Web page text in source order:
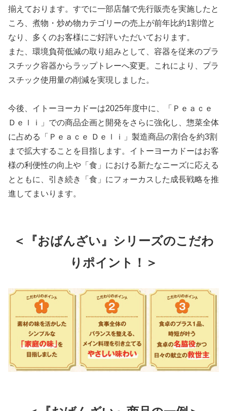
揃えております。すでに一部店舗で先行販売を実施したと
ころ、煮物・炒め物カテゴリーの売上が前年比約1割増と
なり、多くのお客様にご好評いただいております。
また、環境負荷低減の取り組みとして、容器を従来のプラ
スチック容器からラップトレーへ変更。これにより、プラ
スチック使用量の削減を実現しました。
今後、イトーヨーカドーは2025年度中に、「Ｐｅａｃｅ
Ｄｅｌｉ」での商品企画と開発をさらに強化し、惣菜全体
に占める「Ｐｅａｃｅ Ｄｅｌｉ」製造商品の割合を約3割
まで拡大することを目指します。イトーヨーカドーはお客
様の利便性の向上や「食」における新たなニーズに応える
とともに、引き続き「食」にフォーカスした成長戦略を推
進してまいります。
＜『おばんざい』シリーズのこだわ
りポイント！＞